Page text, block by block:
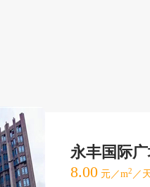
永丰国际
8.00 元／m2 ／